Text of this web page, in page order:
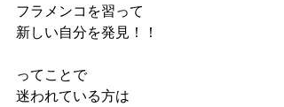
フラメンコを習って
新しい自分を発見！！
ってことで
迷われている方は